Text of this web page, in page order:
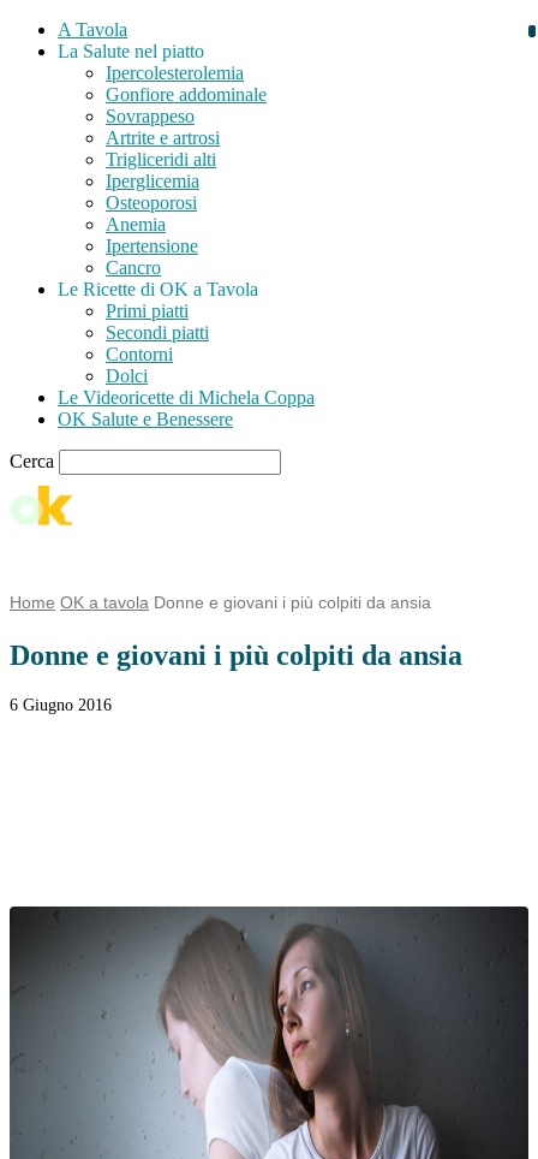
A Tavola
La Salute nel piatto
Ipercolesterolemia
Gonfiore addominale
Sovrappeso
Artrite e artrosi
Trigliceridi alti
Iperglicemia
Osteoporosi
Anemia
Ipertensione
Cancro
Le Ricette di OK a Tavola
Primi piatti
Secondi piatti
Contorni
Dolci
Le Videoricette di Michela Coppa
OK Salute e Benessere
Cerca
Home OK a tavola Donne e giovani i più colpiti da ansia
Donne e giovani i più colpiti da ansia
6 Giugno 2016